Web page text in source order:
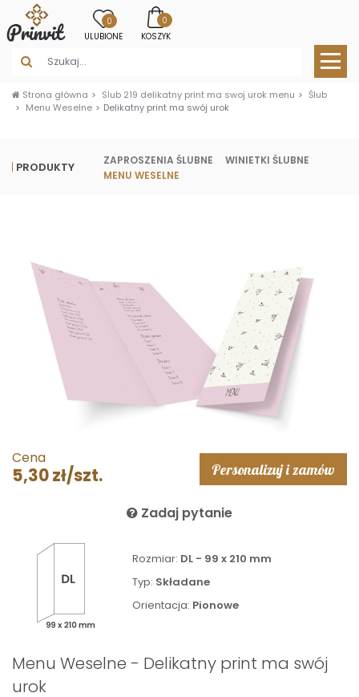
0
ULUBIONE
0
KOSZYK
Strona główna Slub 219 delikatny print ma swoj urok menu
Ślub
Menu Weselne
Delikatny print ma swój urok
PRODUKTY ZAPROSZENIA ŚLUBNE
WINIETKI ŚLUBNE
MENU WESELNE
Cena
5,30 zł/szt. Personalizuj i zamów
Zadaj pytanie
Rozmiar: DL - 99 x 210 mm
Typ: Składane
Orientacja: Pionowe
Menu Weselne - Delikatny print ma swój
urok